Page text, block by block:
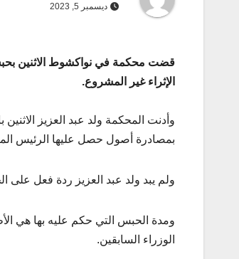
ديسمبر 5, 2023
الإثراء غير المشروع.
وأدنت المحكمة ولد عبد العزيز
بمصادرة أصول حصل عليها الرئيس
ولم يبد ولد عبد العزيز ردة فعل على
ومدة الحبس التي حكم عليه بها هي
الوزراء السابقين.